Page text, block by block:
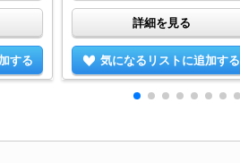
する
詳細を見る
気になるリストに追加する